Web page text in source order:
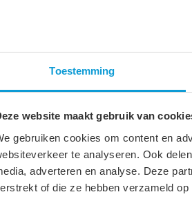
Toestemming
website maakt gebruik van
gebruiken cookies om content en
te analyseren. Ook
adverteren en analyse. Deze
of die ze hebben verzameld
cm hoog en steekt 2,5 cm uit vanaf de
8mm dik veiligheidsglas
Transparant